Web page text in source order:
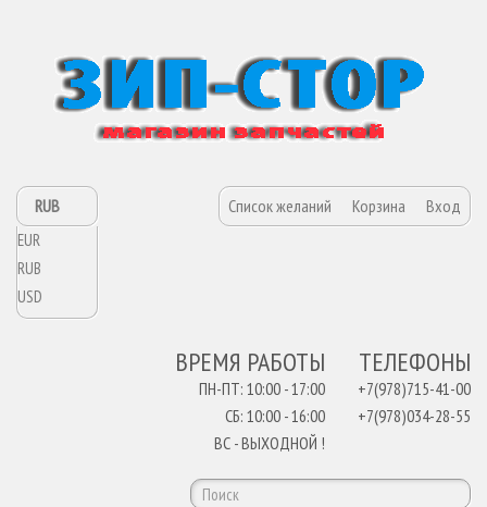
Список желаний Корзина Вход
RUB
EUR
RUB
USD
ТЕЛЕФОНЫ
+7(978)715-41-00
+7(978)034-28-55
ВРЕМЯ РАБОТЫ
ПН-ПТ: 10:00 - 17:00
СБ: 10:00 - 16:00
ВС - ВЫХОДНОЙ !